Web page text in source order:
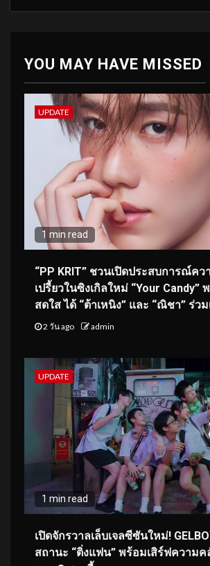
YOU MAY HAVE MISSED
UPDATE
1 min read
“PP KRIT” ชวนเปิดประสบการณ์ค
เปรี้ยวในซิงเกิลใหม่ “Your Candy”
สดใส ได้ “ต้าเหนิง” และ “ณิชา” ร่ว
2 วัน ago admin
UPDATE
1 min read
เปิดจักรวาลเล็บเจลซีซันใหม่!
สถานะ “ติ่งแฟน” พร้อมเสิร์ฟความ